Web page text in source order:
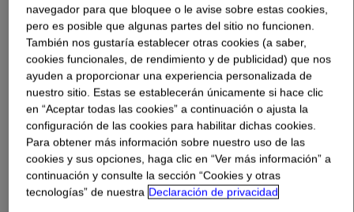
Qué esPRIMAL™ E-1796LP Emulsion?
A styrene-acrylic emulsion designed for indoor and
outdoor household paints. The product offers properties
which are typical for this class of polymers. The test
results also indicate that the PRIMAL™ E-1796 LP is
navegador para que bloquee o le avise sobre estas cookies,
pero es posible que algunas partes del sitio no funcionen.
También nos gustaría establecer otras cookies (a saber,
cookies funcionales, de rendimiento y de publicidad) que nos
ayuden a proporcionar una experiencia personalizada de
nuestro sitio. Estas se establecerán únicamente si hace clic
en “Aceptar todas las cookies” a continuación o ajusta la
configuración de las cookies para habilitar dichas cookies.
Para obtener más información sobre nuestro uso de las
cookies y sus opciones, haga clic en “Ver más información” a
continuación y consulte la sección “Cookies y otras
tecnologías” de nuestra Declaración de privacidad